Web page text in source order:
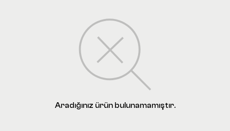
Aradığınız ürün bulunamamıştır.